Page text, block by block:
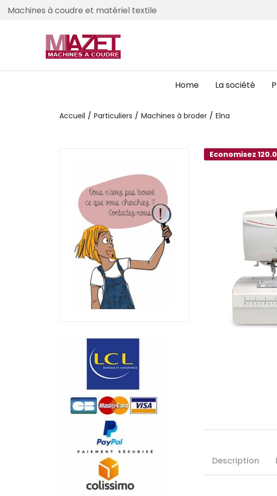
Machines à coudre et matériel textile
Home La société
Accueil Particuliers Machines à broder Elna
Economisez
Description